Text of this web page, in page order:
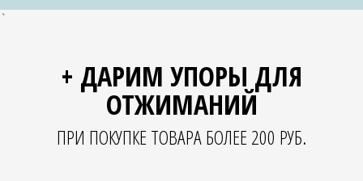
`
+ ДАРИМ УПОРЫ ДЛЯ
ОТЖИМАНИЙ
ПРИ ПОКУПКЕ ТОВАРА БОЛЕЕ 200 РУБ.